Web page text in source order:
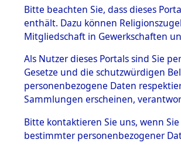
BESTÄNDE
1.
mente
5. Verschiedenes
5.3
Todesmärsche
5.3.1 Alliierte
Erhebungen
zu
Bitte beachten Sie, dass dieses
enthält. Dazu können
Mitgliedschaft in Gewerkschaften
Als Nutzer dieses Portals sind Sie
Gesetze und die schutzwürdigen
personenbezogene Daten
Sammlungen erscheinen,
Bitte kontaktieren Sie uns, wenn
bestimmter personenbezogener